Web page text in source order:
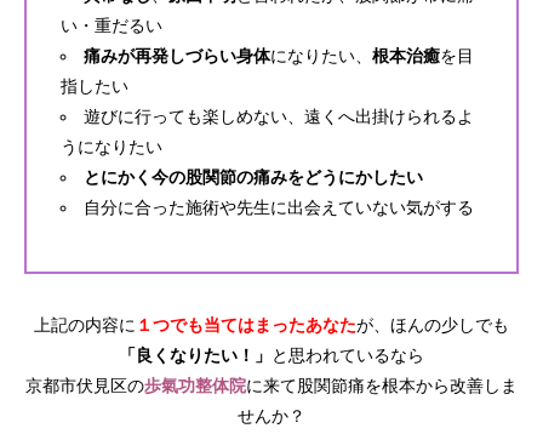
い・重だるい
痛みが再発しづらい身体になりたい、 根本治癒を目
指したい
遊びに行っても楽しめない、遠くへ出掛けられるよ
うになりたい
とにかく今の股関節の痛みをどうにかしたい
自分に合った施術や先生に出会えていない気がする
上記の内容に １つでも当てはまったあなたが、ほんの少しでも
「良くなりたい！」 と思われているなら
京都市伏見区の歩氣功整体院に来て股関節痛を根本から改善しま
せんか？